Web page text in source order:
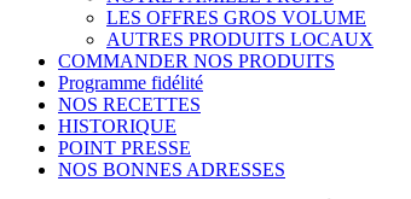
LES OFFRES GROS VOLUME
AUTRES PRODUITS LOCAUX
COMMANDER NOS PRODUITS
Programme fidélité
NOS RECETTES
HISTORIQUE
POINT PRESSE
NOS BONNES ADRESSES